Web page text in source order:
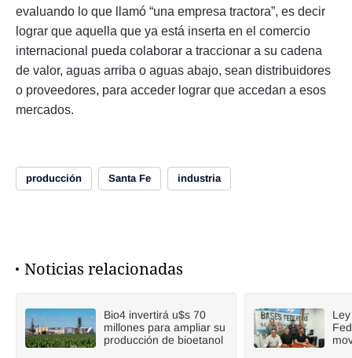
evaluando lo que llamó “una empresa tractora”, es decir
lograr que aquella que ya está inserta en el comercio
internacional pueda colaborar a traccionar a su cadena
de valor, aguas arriba o aguas abajo, sean distribuidores
o proveedores, para acceder lograr que accedan a esos
mercados.
producción Santa Fe industria
Noticias relacionadas
Bio4 invertirá u$s 70
millones para ampliar su
producción de bioetanol